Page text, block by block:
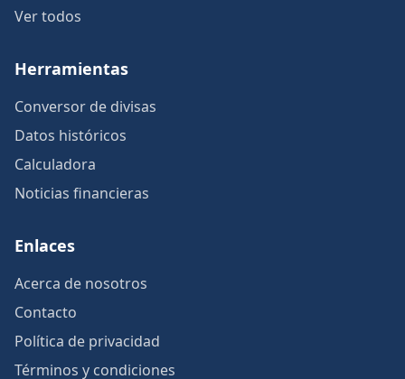
Ver todos
Herramientas
Conversor de divisas
Datos históricos
Calculadora
Noticias financieras
Enlaces
Acerca de nosotros
Contacto
Política de privacidad
Términos y condiciones